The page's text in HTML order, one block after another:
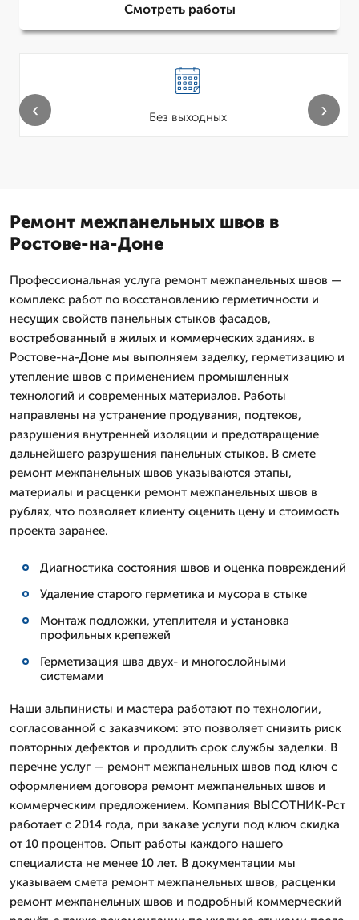
Смотреть работы
Без выходных
‹ ›
Ремонт межпанельных швов в
Ростове-на-Доне
Профессиональная услуга ремонт межпанельных швов —
комплекс работ по восстановлению герметичности и
несущих свойств панельных стыков фасадов,
востребованный в жилых и коммерческих зданиях. в
Ростове-на-Доне мы выполняем заделку, герметизацию и
утепление швов с применением промышленных
технологий и современных материалов. Работы
направлены на устранение продувания, подтеков,
разрушения внутренней изоляции и предотвращение
дальнейшего разрушения панельных стыков. В смете
ремонт межпанельных швов указываются этапы,
материалы и расценки ремонт межпанельных швов в
рублях, что позволяет клиенту оценить цену и стоимость
проекта заранее.
Диагностика состояния швов и оценка повреждений
Удаление старого герметика и мусора в стыке
Монтаж подложки, утеплителя и установка
профильных крепежей
Герметизация шва двух- и многослойными
системами
Наши альпинисты и мастера работают по технологии,
согласованной с заказчиком: это позволяет снизить риск
повторных дефектов и продлить срок службы заделки. В
перечне услуг — ремонт межпанельных швов под ключ с
оформлением договора ремонт межпанельных швов и
коммерческим предложением. Компания ВЫСОТНИК-Рст
работает с 2014 года, при заказе услуги под ключ скидка
от 10 процентов. Опыт работы каждого нашего
специалиста не менее 10 лет. В документации мы
указываем смета ремонт межпанельных швов, расценки
ремонт межпанельных швов и подробный коммерческий